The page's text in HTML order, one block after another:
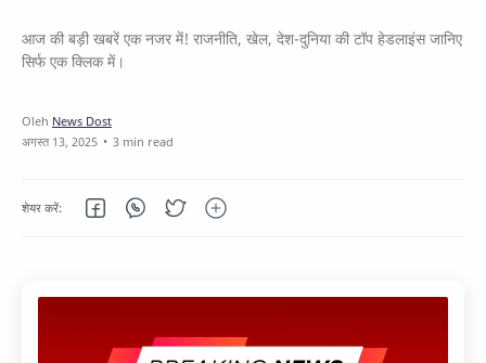
आज की बड़ी खबरें एक नजर में! राजनीति, खेल, देश-दुनिया की टॉप हेडलाइंस जानिए
सिर्फ एक क्लिक में।
3 min read